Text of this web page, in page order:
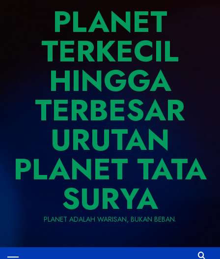
PLANET
TERKECIL
HINGGA
TERBESAR
URUTAN
PLANET TATA
SURYA
PLANET ADALAH WARISAN, BUKAN BEBAN.